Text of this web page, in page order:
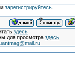
зарегистрируйтесь.
здесь
для просмотраздесь